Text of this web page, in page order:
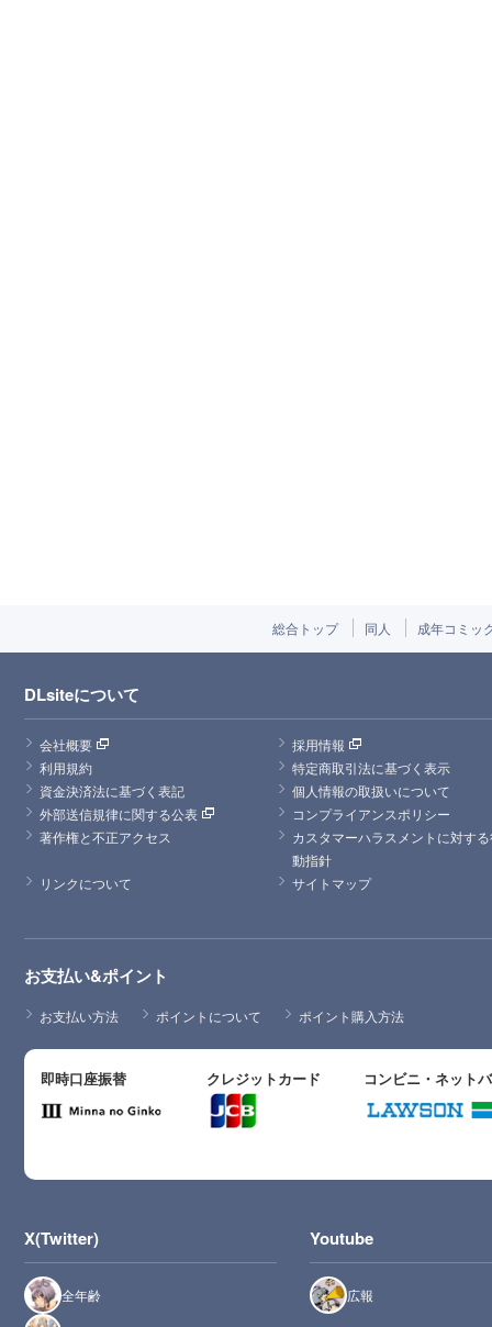
総合トップ 同人 成年コミッ
DLsiteについて
会社概要
採用情報
利用規約
特定商取引法に基づく表示
資金決済法に基づく表記
個人情報の取扱いについて
外部送信規律に関する公表
コンプライアンスポリシー
著作権と不正アクセス
カスタマーハラスメントに対す
動指針
リンクについて
サイトマップ
お支払い&ポイント
お支払い方法 ポイントについて ポイント購入方法
即時口座振替 クレジットカード コンビニ・ネット
X(Twitter)
全年齢
Youtube
広報